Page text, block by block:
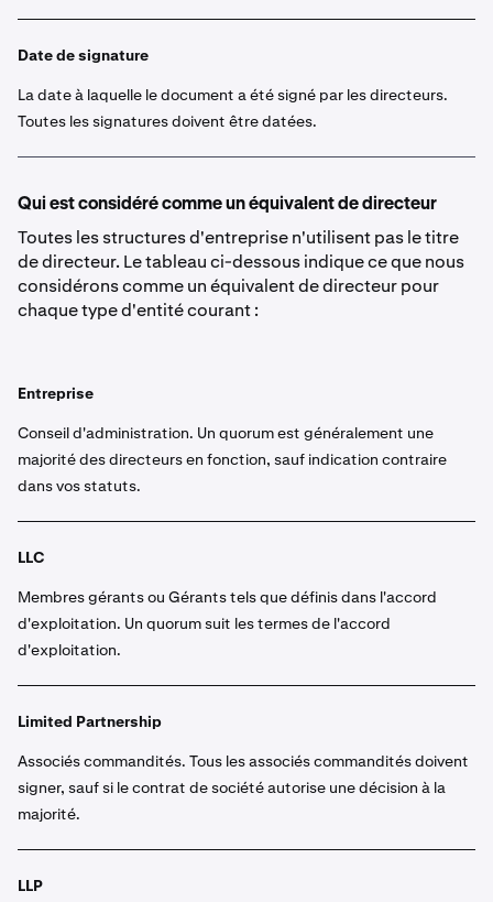
Date de signature
La date à laquelle le document a été signé par les directeurs.
Toutes les signatures doivent être datées.
Qui est considéré comme un équivalent de directeur
Toutes les structures d'entreprise n'utilisent pas le titre
de directeur. Le tableau ci-dessous indique ce que nous
considérons comme un équivalent de directeur pour
chaque type d'entité courant :
Entreprise
Conseil d'administration. Un quorum est généralement une
majorité des directeurs en fonction, sauf indication contraire
dans vos statuts.
LLC
Membres gérants ou Gérants tels que définis dans l'accord
d'exploitation. Un quorum suit les termes de l'accord
d'exploitation.
Limited Partnership
Associés commandités. Tous les associés commandités doivent
signer, sauf si le contrat de société autorise une décision à la
majorité.
LLP